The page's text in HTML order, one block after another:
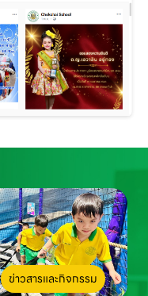
ข่าวสารและกิจกรรม